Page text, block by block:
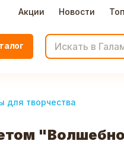
Акции Новости
для творчества